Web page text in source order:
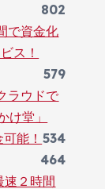
802
で資金化
ス！
579
ラウドで
堂」
534
能！
464
２時間